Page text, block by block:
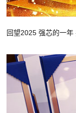
回望2025 强芯的一年